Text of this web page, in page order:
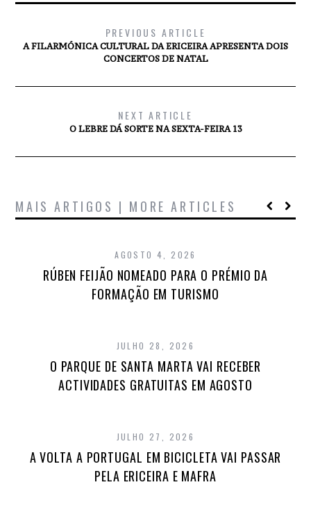
PREVIOUS ARTICLE
A FILARMÓNICA CULTURAL DA ERICEIRA APRESENTA DOIS
CONCERTOS DE NATAL
NEXT ARTICLE
O LEBRE DÁ SORTE NA SEXTA-FEIRA 13
MAIS ARTIGOS | MORE ARTICLES
AGOSTO 4, 2026
RÚBEN FEIJÃO NOMEADO PARA O PRÉMIO DA
FORMAÇÃO EM TURISMO
JULHO 28, 2026
O PARQUE DE SANTA MARTA VAI RECEBER
ACTIVIDADES GRATUITAS EM AGOSTO
JULHO 27, 2026
A VOLTA A PORTUGAL EM BICICLETA VAI PASSAR
PELA ERICEIRA E MAFRA